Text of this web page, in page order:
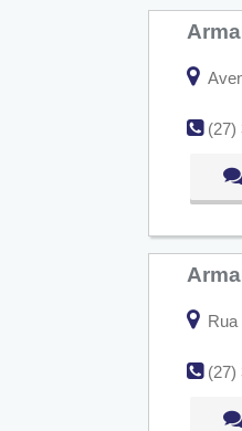
(27)
Rua
(27)